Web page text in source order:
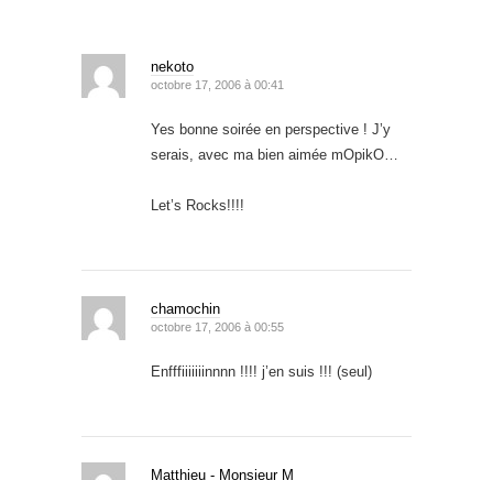
nekoto
octobre 17, 2006 à 00:41
Yes bonne soirée en perspective ! J’y
serais, avec ma bien aimée mOpikO…
Let’s Rocks!!!!
chamochin
octobre 17, 2006 à 00:55
Enfffiiiiiiinnnn !!!! j’en suis !!! (seul)
Matthieu - Monsieur M